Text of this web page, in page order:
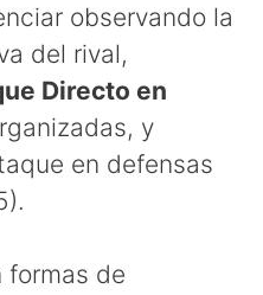
observando la
del rival,
Directo en
y
en defensas
formas de